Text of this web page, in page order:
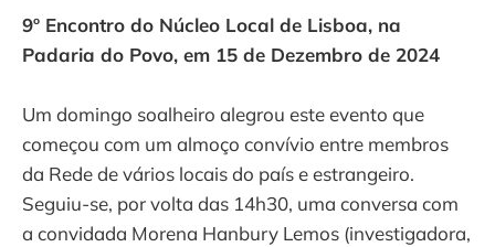
9º Encontro do Núcleo Local de Lisboa, na
Padaria do Povo, em 15 de Dezembro de 2024
Um domingo soalheiro alegrou este evento que
começou com um almoço convívio entre membros
da Rede de vários locais do país e estrangeiro.
Seguiu-se, por volta das 14h30, uma conversa com
a convidada Morena Hanbury Lemos (investigadora,